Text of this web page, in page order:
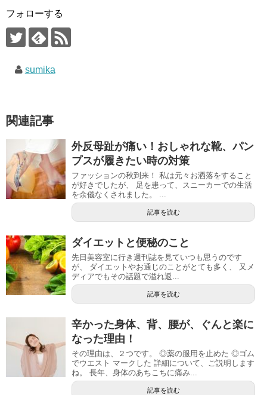
フォローする
sumika
関連記事
外反母趾が痛い！おしゃれな靴、パン
プスが履きたい時の対策
ファッションの秋到来！ 私は元々お洒落をすること
が好きでしたが、 足を患って、スニーカーでの生活
を余儀なくされました。 ...
記事を読む
ダイエットと便秘のこと
先日美容室に行き週刊誌を見ていつも思うのです
が、 ダイエットやお通じのことがとても多く、 又メ
ディアでもその話題で溢れ返...
記事を読む
辛かった身体、背、腰が、ぐんと楽に
なった理由！
その理由は、２つです。 ◎薬の服用を止めた ◎ゴム
でウエスト マークした 詳細について、ご説明します
ね。 長年、身体のあちこちに痛み...
記事を読む